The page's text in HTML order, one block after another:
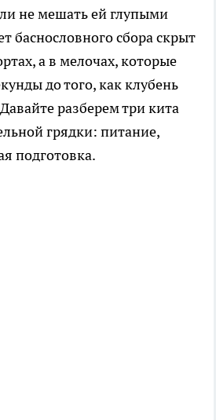
не мешать ей глупыми
баснословного сбора скрыт
а в мелочах, которые
до того, как клубень
разберем три кита
грядки: питание,
подготовка.